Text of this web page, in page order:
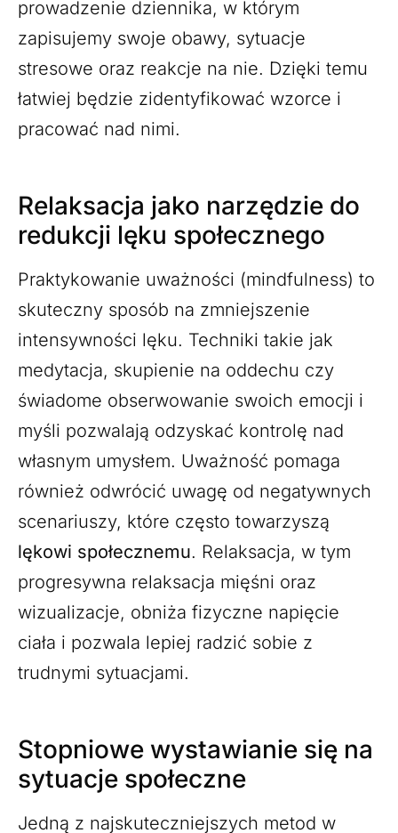
prowadzenie dziennika, w którym
zapisujemy swoje obawy, sytuacje
stresowe oraz reakcje na nie. Dzięki temu
łatwiej będzie zidentyfikować wzorce i
pracować nad nimi.
Relaksacja jako narzędzie do
redukcji lęku społecznego
Praktykowanie uważności (mindfulness) to
skuteczny sposób na zmniejszenie
intensywności lęku. Techniki takie jak
medytacja, skupienie na oddechu czy
świadome obserwowanie swoich emocji i
myśli pozwalają odzyskać kontrolę nad
własnym umysłem. Uważność pomaga
również odwrócić uwagę od negatywnych
scenariuszy, które często towarzyszą
lękowi społecznemu. Relaksacja, w tym
progresywna relaksacja mięśni oraz
wizualizacje, obniża fizyczne napięcie
ciała i pozwala lepiej radzić sobie z
trudnymi sytuacjami.
Stopniowe wystawianie się na
sytuacje społeczne
Jedną z najskuteczniejszych metod w